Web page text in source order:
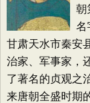
朝
名
甘肃天水市秦安
治家、军事家，
了著名的贞观之
来唐朝全盛时期